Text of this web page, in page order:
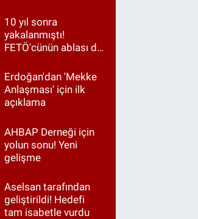
10 yıl sonra
yakalanmıştı!
FETÖ'cünün ablası da
Erdoğan'dan 'Mekke
Anlaşması' için ilk
açıklama
AHBAP Derneği için
yolun sonu! Yeni
gelişme
Aselsan tarafından
geliştirildi! Hedefi
tam isabetle vurdu